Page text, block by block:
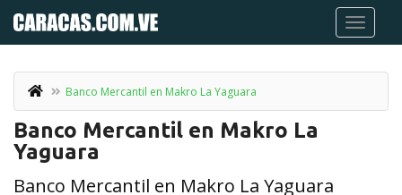
Banco Mercantil en Makro La Yaguara
Banco Mercantil en Makro La
Yaguara
Banco Mercantil en Makro La Yaguara